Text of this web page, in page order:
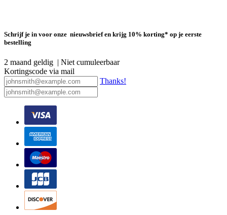
Schrijf je in voor onze nieuwsbrief en krijg 10% korting* op je eerste
bestelling
2 maand geldig | Niet cumuleerbaar
Kortingscode via mail
Thanks!